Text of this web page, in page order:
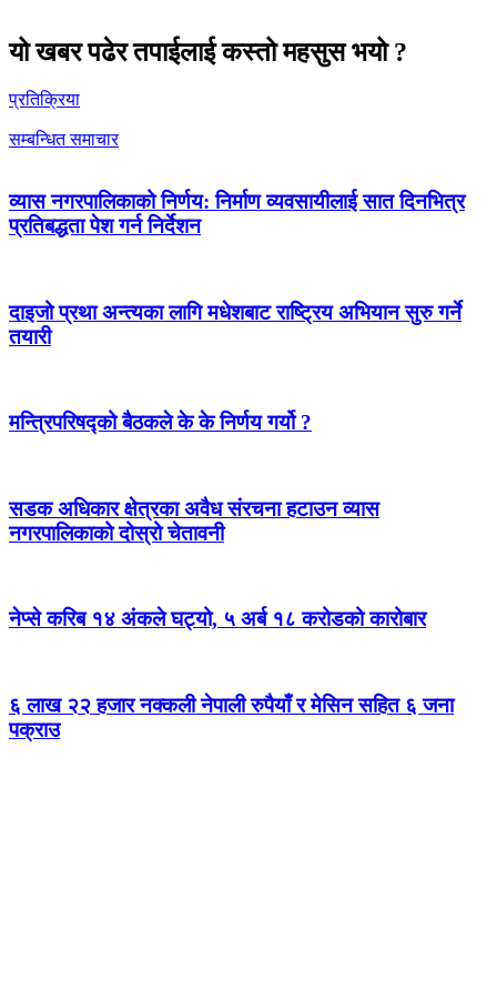
यो खबर पढेर तपाईलाई कस्तो महसुस भयो ?
प्रतिक्रिया
सम्बन्धित समाचार
व्यास नगरपालिकाको निर्णय: निर्माण व्यवसायीलाई सात दिनभित्र
प्रतिबद्धता पेश गर्न निर्देशन
दाइजो प्रथा अन्त्यका लागि मधेशबाट राष्ट्रिय अभियान सुरु गर्ने
तयारी
मन्त्रिपरिषद्को बैठकले के के निर्णय गर्यो ?
सडक अधिकार क्षेत्रका अवैध संरचना हटाउन व्यास
नगरपालिकाको दोस्रो चेतावनी
नेप्से करिब १४ अंकले घट्यो, ५ अर्ब १८ करोडको कारोबार
६ लाख २२ हजार नक्कली नेपाली रुपैयाँ र मेसिन सहित ६ जना
पक्राउ